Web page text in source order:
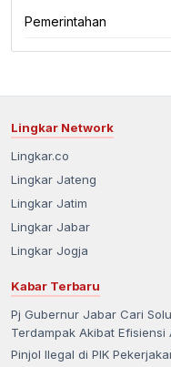
Pemerintahan
Lingkar Network
Lingkar.co
Lingkar Jateng
Lingkar Jatim
Lingkar Jabar
Lingkar Jogja
Kabar Terbaru
Pj Gubernur Jabar Cari
Terdampak Akibat Efisiensi
Pinjol Ilegal di PIK